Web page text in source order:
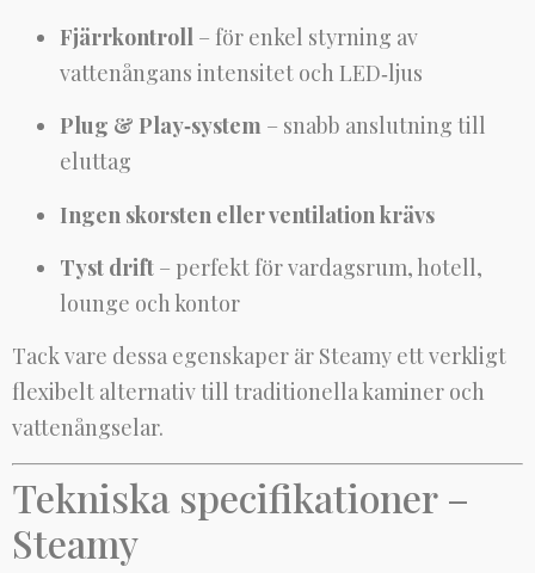
Fjärrkontroll – för enkel styrning av
vattenångans intensitet och LED‑ljus
Plug & Play‑system – snabb anslutning till
eluttag
Ingen skorsten eller ventilation krävs
Tyst drift – perfekt för vardagsrum, hotell,
lounge och kontor
Tack vare dessa egenskaper är Steamy ett verkligt
flexibelt alternativ till traditionella kaminer och
vattenångselar.
Tekniska specifikationer –
Steamy